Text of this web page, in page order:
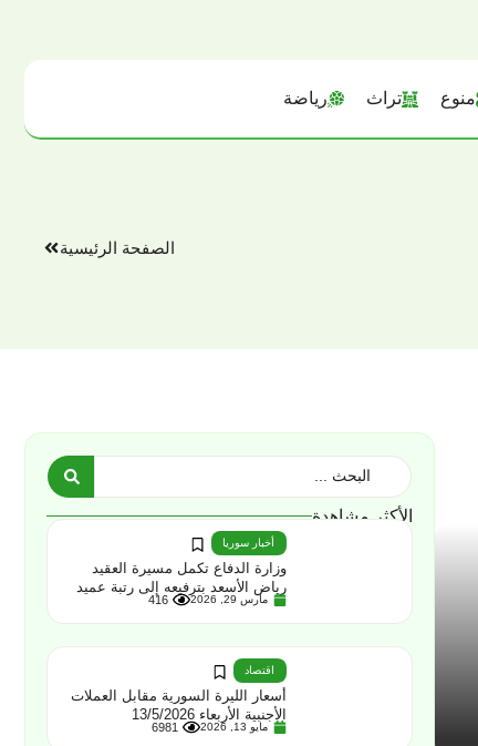
منوع تراث رياضة
الصفحة الرئيسية
الأكثر مشاهدة
أخبار سوريا
وزارة الدفاع تكمل مسيرة العقيد
رياض الأسعد بترفيعه إلى رتبة عميد
مارس 29, 2026 416
اقتصاد
أسعار الليرة السورية مقابل العملات
الأجنبية الأربعاء 13/5/2026
مايو 13, 2026 6981